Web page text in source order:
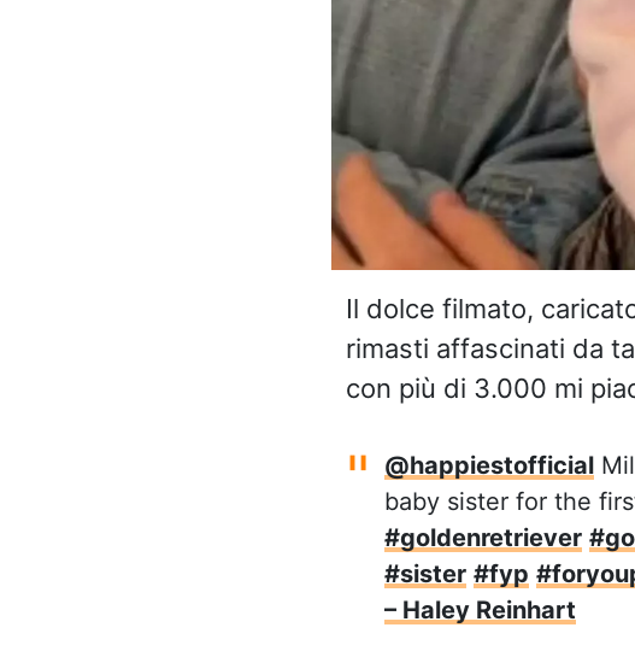
Il dolce filmato,
rimasti affascinati da
con più di 3.000 mi
@happiestofficial
baby sister for the
#goldenretriever
#sister #fyp
– Haley Reinhart